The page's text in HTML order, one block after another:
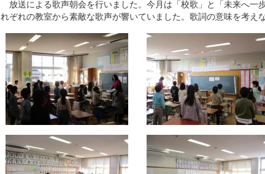
放送による歌声朝会を行いました。今月は「校歌」と「未来へ一
れぞれの教室から素敵な歌声が響いていました。歌詞の意味を考え